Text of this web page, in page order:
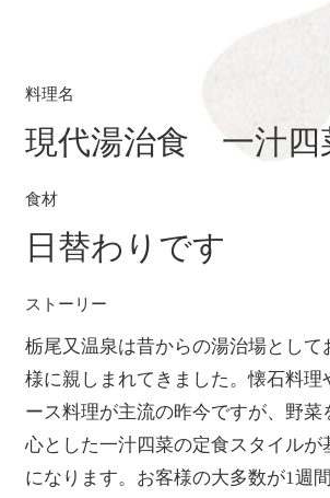
料理名
現代湯治食 一汁四
食材
日替わりです
ストーリー
栃尾又温泉は昔からの湯治場として
様に親しまれてきました。懐石料理
ース料理が主流の昨今ですが、野菜
心とした一汁四菜の定食スタイルが
になります。お客様の大多数が1週